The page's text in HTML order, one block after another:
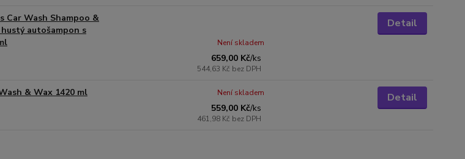
Car Wash Shampoo &
autošampon s
659,00 Kč/ks
544,63 Kč bez DPH
Není skladem
Detail
& Wax 1420 ml
559,00 Kč/ks
461,98 Kč bez DPH
Není skladem Detail